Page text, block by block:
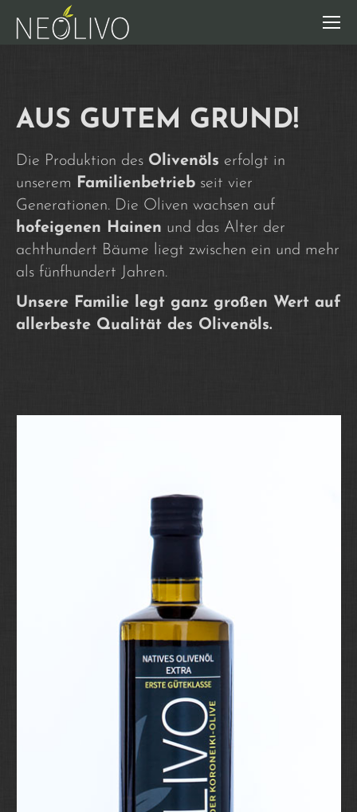
AUS GUTEM GRUND!
Die Produktion des Olivenöls erfolgt in
unserem Familienbetrieb seit vier
Generationen. Die Oliven wachsen auf
hofeigenen Hainen und das Alter der
achthundert Bäume liegt zwischen ein und mehr
als fünfhundert Jahren.
Unsere Familie legt ganz großen Wert auf
allerbeste Qualität des Olivenöls.